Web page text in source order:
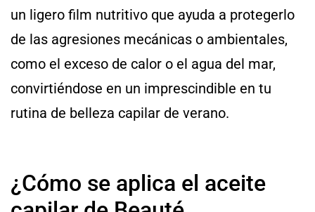
un ligero film nutritivo que ayuda a protegerlo
de las agresiones mecánicas o ambientales,
como el exceso de calor o el agua del mar,
convirtiéndose en un imprescindible en tu
rutina de belleza capilar de verano.
¿Cómo se aplica el aceite